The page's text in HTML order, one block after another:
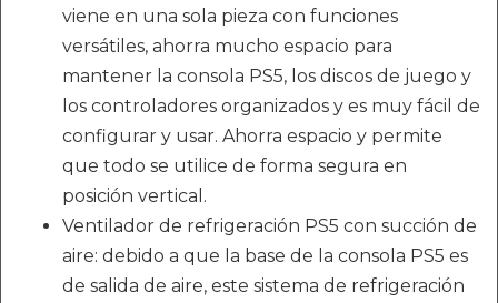
viene en una sola pieza con funciones
versátiles, ahorra mucho espacio para
mantener la consola PS5, los discos de juego y
los controladores organizados y es muy fácil de
configurar y usar. Ahorra espacio y permite
que todo se utilice de forma segura en
posición vertical.
Ventilador de refrigeración PS5 con succión de
aire: debido a que la base de la consola PS5 es
de salida de aire, este sistema de refrigeración